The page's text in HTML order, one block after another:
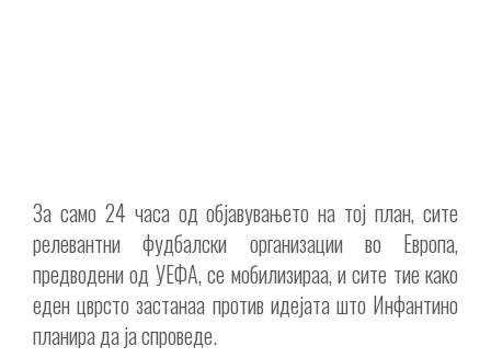
За само 24 часа од објавувањето на тој план, сите
релевантни фудбалски организации во Европа,
предводени од УЕФА, се мобилизираа, и сите тие како
еден цврсто застанаа против идејата што Инфантино
планира да ја спроведе.